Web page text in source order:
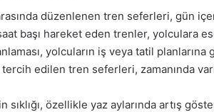
düzenlenen tren seferleri, gün
başı hareket eden trenler, yolculara
yolcuların iş veya tatil
edilen tren seferleri, zamanında
sıklığı, özellikle yaz aylarında artış